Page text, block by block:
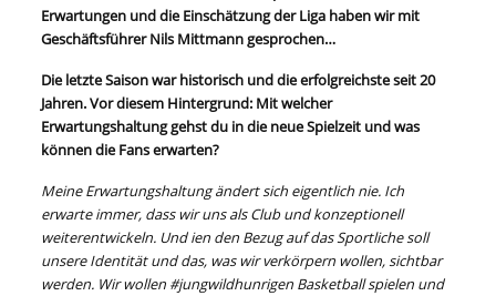
Erwartungen und die Einschätzung der Liga haben wir mit
Geschäftsführer Nils Mittmann gesprochen…
Die letzte Saison war historisch und die erfolgreichste seit 20
Jahren. Vor diesem Hintergrund: Mit welcher
Erwartungshaltung gehst du in die neue Spielzeit und was
können die Fans erwarten?
Meine Erwartungshaltung ändert sich eigentlich nie. Ich
erwarte immer, dass wir uns als Club und konzeptionell
weiterentwickeln. Und ien den Bezug auf das Sportliche soll
unsere Identität und das, was wir verkörpern wollen, sichtbar
werden. Wir wollen #jungwildhunrigen Basketball spielen und